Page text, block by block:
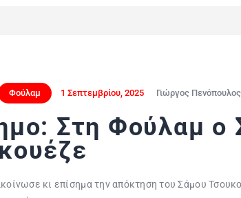
Φούλαμ 1 Σεπτεμβρίου, 2025 Γιώργος Πενόπουλος
Στη Φούλαμ ο
κι επίσημα την απόκτηση του Σάμου